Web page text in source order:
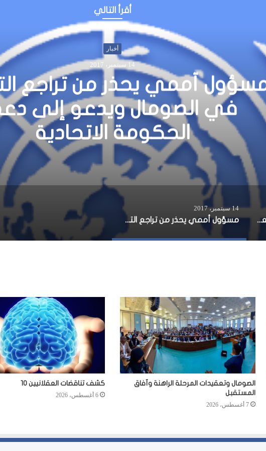
أقرأ التالي
أخبار
سماعة جديدة تقرأ الأفكار من
ماساتشوستس
سماعة جديدة تقرأ الأفكار من معهد ماساتشوستس للتكنولوجيا
14 سبتمبر، 2017
مسؤول أممي يحذر من تراجع التقدم في الصومال ويدعو إلى دعم الحكومة الاتحادية
الصومال وتعقيدات المرحلة الراهنة وآفاق
المستقبل
7 أغسطس، 2026
كشف تناقضات العقلانيين 10
6 أغسطس، 2026